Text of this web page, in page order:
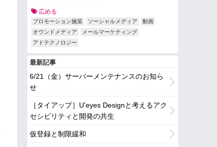
広める
プロモーション施策 ソーシャルメディア
動画
オウンドメディア
メールマーケティング
アドテクノロジー
最新記事
6/21（金）サーバーメンテナンスのお知ら
せ
［タイアップ］U'eyes Designと考えるアク
セシビリティと開発の共生
仮登録と制限緩和